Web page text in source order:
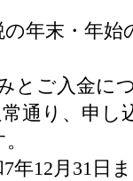
年末・年始
とご入金に
通り、申し
年12月31日